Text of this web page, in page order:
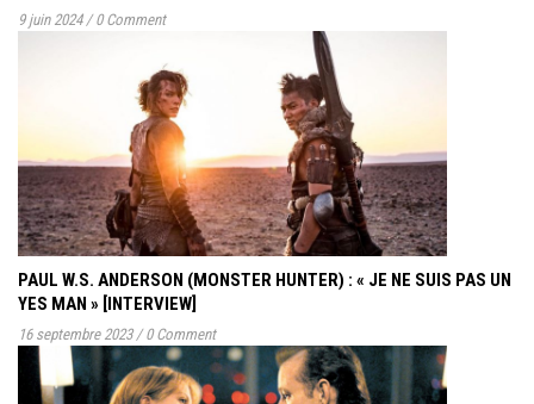
9 juin 2024 / 0 Comment
PAUL W.S. ANDERSON (MONSTER HUNTER) : « JE NE SUIS PAS UN
YES MAN » [INTERVIEW]
16 septembre 2023 / 0 Comment